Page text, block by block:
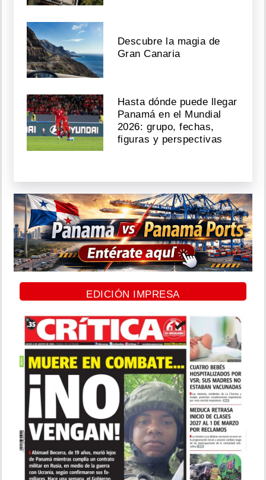
Descubre la magia de
Gran Canaria
Hasta dónde puede llegar
Panamá en el Mundial
2026: grupo, fechas,
figuras y perspectivas
EDICIÓN IMPRESA